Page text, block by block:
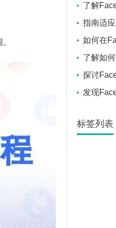
了解
架和技术
指南适
如何在
了解如
book应用
探讨
发现
标签列表